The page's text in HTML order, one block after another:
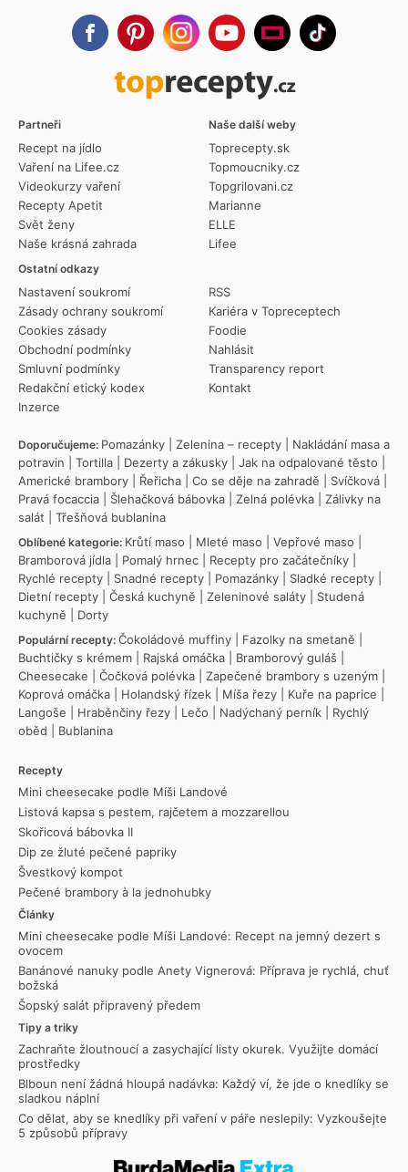
Partneři
Recept na jídlo
Vaření na Lifee.cz
Videokurzy vaření
Recepty Apetit
Svět ženy
Naše krásná zahrada
Ostatní odkazy
Nastavení soukromí
Zásady ochrany soukromí
Cookies zásady
Obchodní podmínky
Smluvní podmínky
Redakční etický kodex
Inzerce
RSS
Kariéra v Topreceptech
Foodie
Nahlásit
Transparency report
Kontakt
Naše další weby
Toprecepty.sk
Topmoucniky.cz
Topgrilovani.cz
Marianne
ELLE
Lifee
Doporučujeme: Pomazánky Zelenina – recepty
Nakládání masa a
potravin
Tortilla Dezerty a zákusky Jak na odpalované těsto
Americké brambory
Řeřicha Co se děje na zahradě Svíčková
Pravá focaccia
Šlehačková bábovka Zelná polévka
Zálivky na
salát
Třešňová bublanina
Oblíbené kategorie: Krůtí maso Mleté maso Vepřové maso
Bramborová jídla
Pomalý hrnec Recepty pro začátečníky
Rychlé recepty
Snadné recepty Pomazánky Sladké recepty
Dietní recepty
Česká kuchyně Zeleninové saláty
Studená
kuchyně
Dorty
Populární recepty: Čokoládové muffiny Fazolky na smetaně
Buchtičky s krémem
Rajská omáčka Bramborový guláš
Cheesecake
Čočková polévka Zapečené brambory s uzeným
Koprová omáčka
Holandský řízek Míša řezy Kuře na paprice
Langoše
Hraběnčiny řezy Lečo Nadýchaný perník
Rychlý
oběd
Bublanina
Recepty
Mini cheesecake podle Míši Landové
Listová kapsa s pestem, rajčetem a mozzarellou
Skořicová bábovka II
Dip ze žluté pečené papriky
Švestkový kompot
Pečené brambory à la jednohubky
Články
Mini cheesecake podle Míši Landové: Recept na jemný dezert s
ovocem
Banánové nanuky podle Anety Vignerová: Příprava je rychlá, chuť
božská
Šopský salát připravený předem
Tipy a triky
Zachraňte žloutnoucí a zasychající listy okurek. Využijte domácí
prostředky
Blboun není žádná hloupá nadávka: Každý ví, že jde o knedlíky se
sladkou náplní
Co dělat, aby se knedlíky při vaření v páře neslepily: Vyzkoušejte
5 způsobů přípravy